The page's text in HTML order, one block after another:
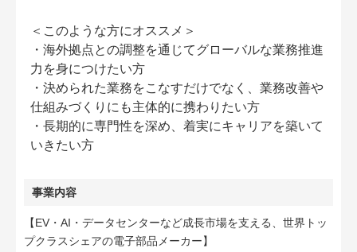
＜このような方にオススメ＞
・海外拠点との調整を通じてグローバルな業務推進
力を身につけたい方
・決められた業務をこなすだけでなく、業務改善や
仕組みづくりにも主体的に携わりたい方
・長期的に専門性を深め、着実にキャリアを築いて
いきたい方
事業内容
【EV・AI・データセンターなど成長市場を支える、世界トッ
プクラスシェアの電子部品メーカー】